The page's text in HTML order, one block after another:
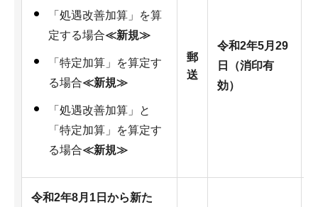
「処遇改善加算」を算
定する場合≪新規≫
「特定加算」を算定す
る場合≪新規≫
「処遇改善加算」と
「特定加算」を算定す
る場合≪新規≫
郵
送
令和2年5月29
日（消印有
効）
令和2年8月1日から新た